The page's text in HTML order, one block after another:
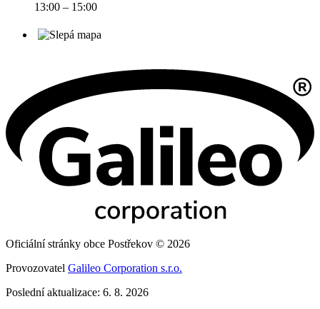
13:00 – 15:00
Oficiální stránky obce Postřekov © 2026
Provozovatel Galileo Corporation s.r.o.
Poslední aktualizace: 6. 8. 2026